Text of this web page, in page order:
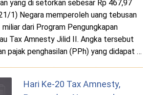
yang di setorkan sebesar Rp 467,97
1) Negara memperoleh uang tebusan
dari Program Pengungkapan
Tax Amnesty Jilid II. Angka tersebut
pajak penghasilan (PPh) yang didapat …
Hari Ke-20 Tax Amnesty,